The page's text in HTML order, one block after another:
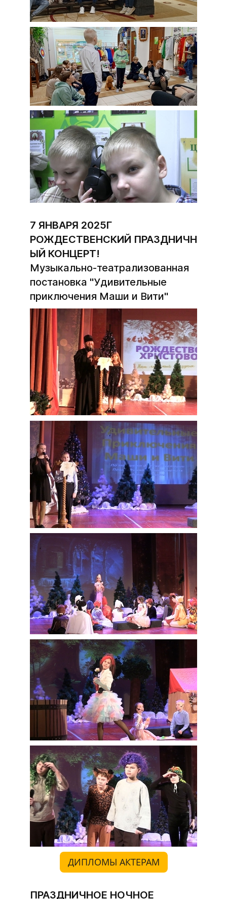
7 ЯНВАРЯ 2025Г
РОЖДЕСТВЕНСКИЙ ПРАЗДНИЧН
ЫЙ КОНЦЕРТ!
Музыкально-театрализованная
постановка "Удивительные
приключения Маши и Вити"
ДИПЛОМЫ АКТЕРАМ
ПРАЗДНИЧНОЕ НОЧНОЕ